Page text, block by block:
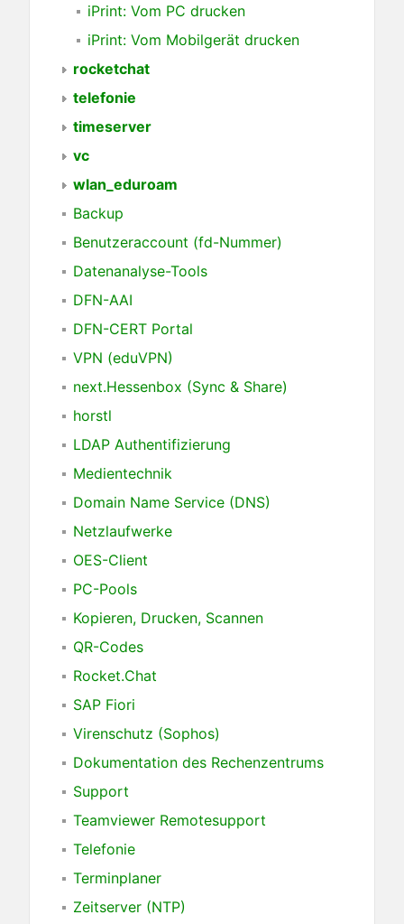
iPrint: Vom PC drucken
iPrint: Vom Mobilgerät drucken
rocketchat
telefonie
timeserver
vc
wlan_eduroam
Backup
Benutzeraccount (fd-Nummer)
Datenanalyse-Tools
DFN-AAI
DFN-CERT Portal
VPN (eduVPN)
next.Hessenbox (Sync & Share)
horstl
LDAP Authentifizierung
Medientechnik
Domain Name Service (DNS)
Netzlaufwerke
OES-Client
PC-Pools
Kopieren, Drucken, Scannen
QR-Codes
Rocket.Chat
SAP Fiori
Virenschutz (Sophos)
Dokumentation des Rechenzentrums
Support
Teamviewer Remotesupport
Telefonie
Terminplaner
Zeitserver (NTP)